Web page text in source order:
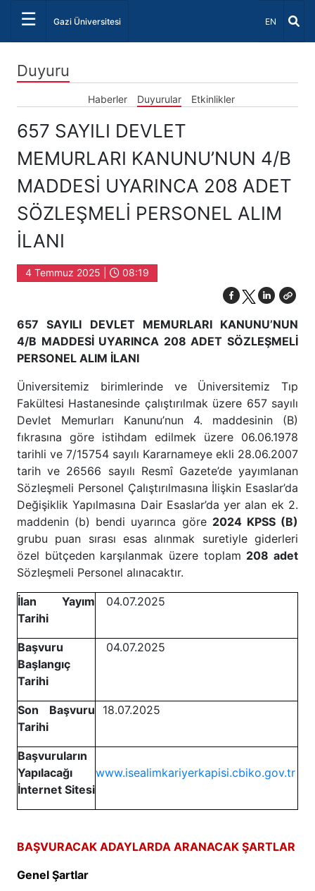
☰ Gazi Üniversitesi Dil Seçiniz
EN
Duyuru
Haberler Duyurular Etkinlikler
657 SAYILI DEVLET
MEMURLARI KANUNU’NUN 4/B
MADDESİ UYARINCA 208 ADET
SÖZLEŞMELİ PERSONEL ALIM
İLANI
4 Temmuz 2025 | 08:19
657 SAYILI DEVLET MEMURLARI KANUNU’NUN
4/B MADDESİ UYARINCA 208 ADET SÖZLEŞMELİ
PERSONEL ALIM İLANI
Üniversitemiz birimlerinde ve Üniversitemiz Tıp
Fakültesi Hastanesinde çalıştırılmak üzere 657 sayılı
Devlet Memurları Kanunu’nun 4. maddesinin (B)
fıkrasına göre istihdam edilmek üzere 06.06.1978
tarihli ve 7/15754 sayılı Kararnameye ekli 28.06.2007
tarih ve 26566 sayılı Resmî Gazete’de yayımlanan
Sözleşmeli Personel Çalıştırılmasına İlişkin Esaslar’da
Değişiklik Yapılmasına Dair Esaslar’da yer alan ek 2.
maddenin (b) bendi uyarınca göre 2024 KPSS (B)
grubu puan sırası esas alınmak suretiyle giderleri
özel bütçeden karşılanmak üzere toplam 208 adet
Sözleşmeli Personel alınacaktır.
İlan Yayım
Tarihi
04.07.2025
Başvuru
Başlangıç
Tarihi
04.07.2025
Son Başvuru
Tarihi
18.07.2025
Başvuruların
Yapılacağı
İnternet Sitesi
www.isealimkariyerkapisi.cbiko.gov.tr
BAŞVURACAK ADAYLARDA ARANACAK ŞARTLAR
Genel Şartlar